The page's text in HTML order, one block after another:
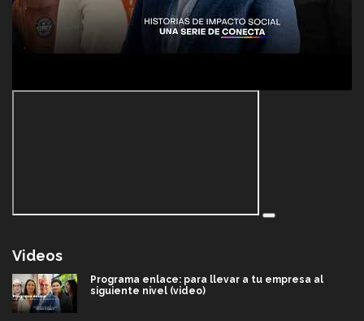
Videos
Programa enlace: para llevar a tu empresa al
siguiente nivel (video)